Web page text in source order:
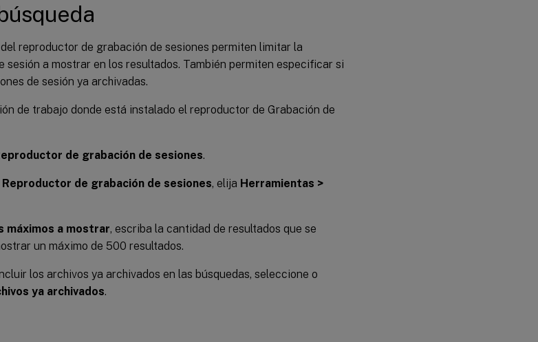
reproductor de grabación de sesiones permiten limitar la
sesión a mostrar en los resultados. También permiten especificar si
de sesión ya archivadas.
de trabajo donde está instalado el reproductor de Grabación de
de grabación de sesiones.
Reproductor de grabación de sesiones, elija Herramientas >
máximos a mostrar, escriba la cantidad de resultados que se
un máximo de 500 resultados.
los archivos ya archivados en las búsquedas, seleccione o
ya archivados.